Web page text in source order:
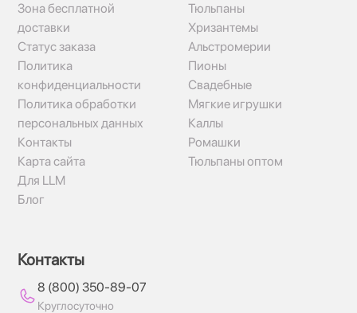
Зона бесплатной
доставки
Статус заказа
Политика
конфиденциальности
Политика обработки
персональных данных
Контакты
Карта сайта
Для LLM
Блог
Тюльпаны
Хризантемы
Альстромерии
Пионы
Свадебные
Мягкие игрушки
Каллы
Ромашки
Тюльпаны оптом
Контакты
8 (800) 350-89-07
Круглосуточно